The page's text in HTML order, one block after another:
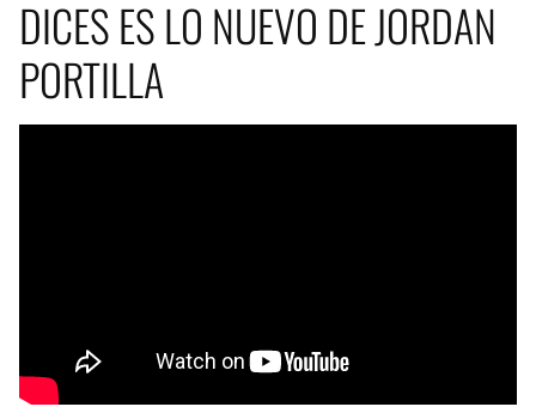
DICES ES LO NUEVO DE JORDAN
PORTILLA